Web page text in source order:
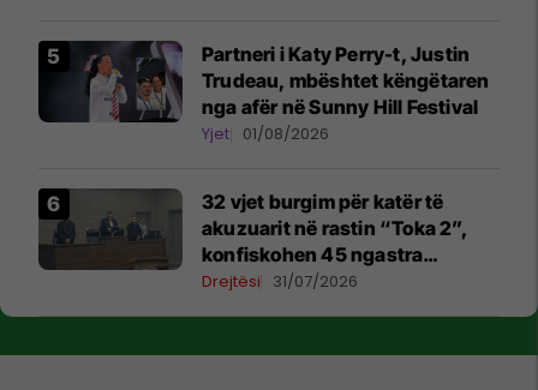
Partneri i Katy Perry-t, Justin
Trudeau, mbështet këngëtaren
nga afër në Sunny Hill Festival
Yjet 01/08/2026
32 vjet burgim për katër të
akuzuarit në rastin “Toka 2”,
konfiskohen 45 ngastra
kadastrale
Drejtësi 31/07/2026